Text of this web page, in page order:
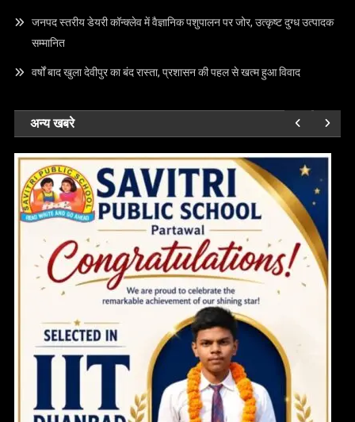
जनपद स्तरीय डेयरी कॉन्क्लेव में वैज्ञानिक पशुपालन पर जोर, उत्कृष्ट दुग्ध उत्पादक
सम्मानित
वर्षों बाद खुला देवीपुर का बंद रास्ता, प्रशासन की पहल से खत्म हुआ विवाद
अन्य खबरे